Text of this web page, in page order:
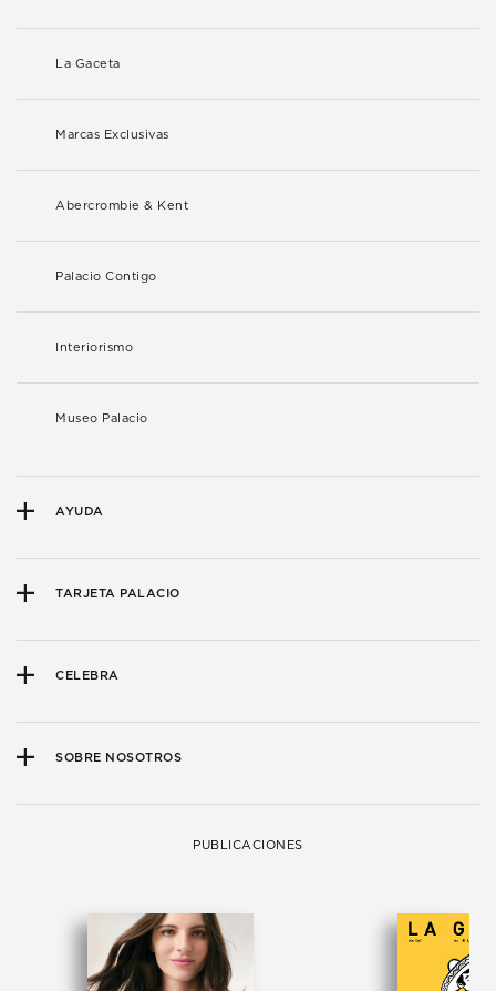
La Gaceta
Marcas Exclusivas
Abercrombie & Kent
Palacio Contigo
Interiorismo
Museo Palacio
AYUDA
TARJETA PALACIO
CELEBRA
SOBRE NOSOTROS
PUBLICACIONES